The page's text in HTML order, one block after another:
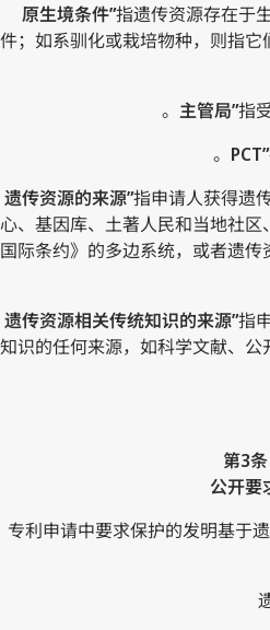
指遗传资源存在于
件；如系驯化或栽培物种，则指
指
指申请人获得遗
心、基因库、土著人民和当地社
国际条约》的多边系统，或者遗
指
知识的任何来源，如科学文献、
第3条
公开要
3.1 专利申请中要求保护的发明基